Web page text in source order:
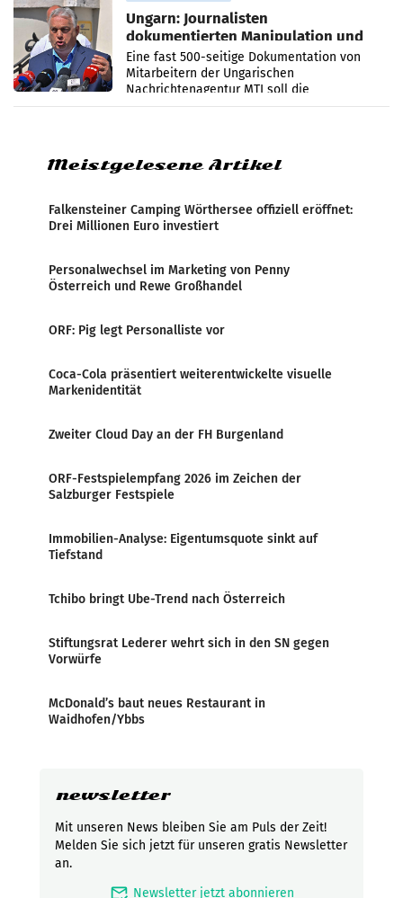
Ungarn: Journalisten
dokumentierten Manipulation und
Zensur
Eine fast 500-seitige Dokumentation von
Mitarbeitern der Ungarischen
Nachrichtenagentur MTI soll die
systematische Nachrichten-Manipulation und
Meistgelesene Artikel
Falkensteiner Camping Wörthersee offiziell eröffnet:
Drei Millionen Euro investiert
Personalwechsel im Marketing von Penny
Österreich und Rewe Großhandel
ORF: Pig legt Personalliste vor
Coca-Cola präsentiert weiterentwickelte visuelle
Markenidentität
Zweiter Cloud Day an der FH Burgenland
ORF-Festspielempfang 2026 im Zeichen der
Salzburger Festspiele
Immobilien-Analyse: Eigentumsquote sinkt auf
Tiefstand
Tchibo bringt Ube-Trend nach Österreich
Stiftungsrat Lederer wehrt sich in den SN gegen
Vorwürfe
McDonald’s baut neues Restaurant in
Waidhofen/Ybbs
newsletter
Mit unseren News bleiben Sie am Puls der Zeit!
Melden Sie sich jetzt für unseren gratis Newsletter
an.
mark_email_read Newsletter jetzt abonnieren